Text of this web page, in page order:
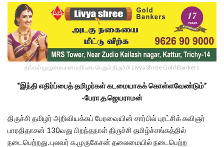
தங்கம் முழுமையான மதிப்பை பெறும் திருச்சி Livya Shree Gold Bankers
“இந்தி எதிர்ப்பைத் தமிழர்கள் கடமையாகக் கொள்ளவேண்டும்”
-பேரா.த.ஜெயராமன்
திருச்சி தமிழர் அறிவியக்கப் பேரவையின் சார்பில் புரட்சிக் கவிஞர்
பாரதிதாசன் 130வது பிறந்தநாள் திருச்சி தமிழ்ச்சங்கத்தில்
நடைபெற்றது. புலவர் க.முருகேசன் தலைமையில் நடைபெற்ற